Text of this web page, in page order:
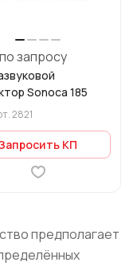
запросу
Sonoca 185
2821
КП
предполагает